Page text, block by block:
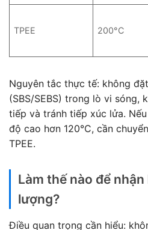
TPEE 200°C
Nguyên tắc thực tế: không
(SBS/SEBS) trong lò vi sóng,
tiếp và tránh tiếp xúc lửa.
độ cao hơn 120°C, cần
TPEE.
Làm thế nào để
lượng?
Điều quan trọng cần hiểu: